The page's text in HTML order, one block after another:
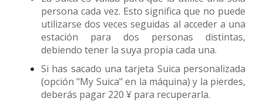
persona cada vez. Esto significa que no puede
utilizarse dos veces seguidas al acceder a una
estación para dos personas distintas,
debiendo tener la suya propia cada una.
Si has sacado una tarjeta Suica personalizada
(opción "My Suica" en la máquina) y la pierdes,
deberás pagar 220 ¥ para recuperarla.